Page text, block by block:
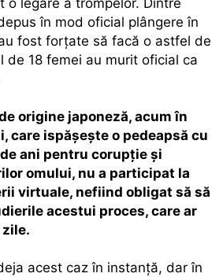
în mod oficial plângere în
fost forţate să facă o astfel de
de 18 femei au murit oficial ca
origine japoneză, acum în
care ispăşeşte o pedeapsă cu
ani pentru corupţie şi
omului, nu a participat la
virtuale, nefiind obligat să să
acestui proces, care ar
acest caz în instanţă, dar în